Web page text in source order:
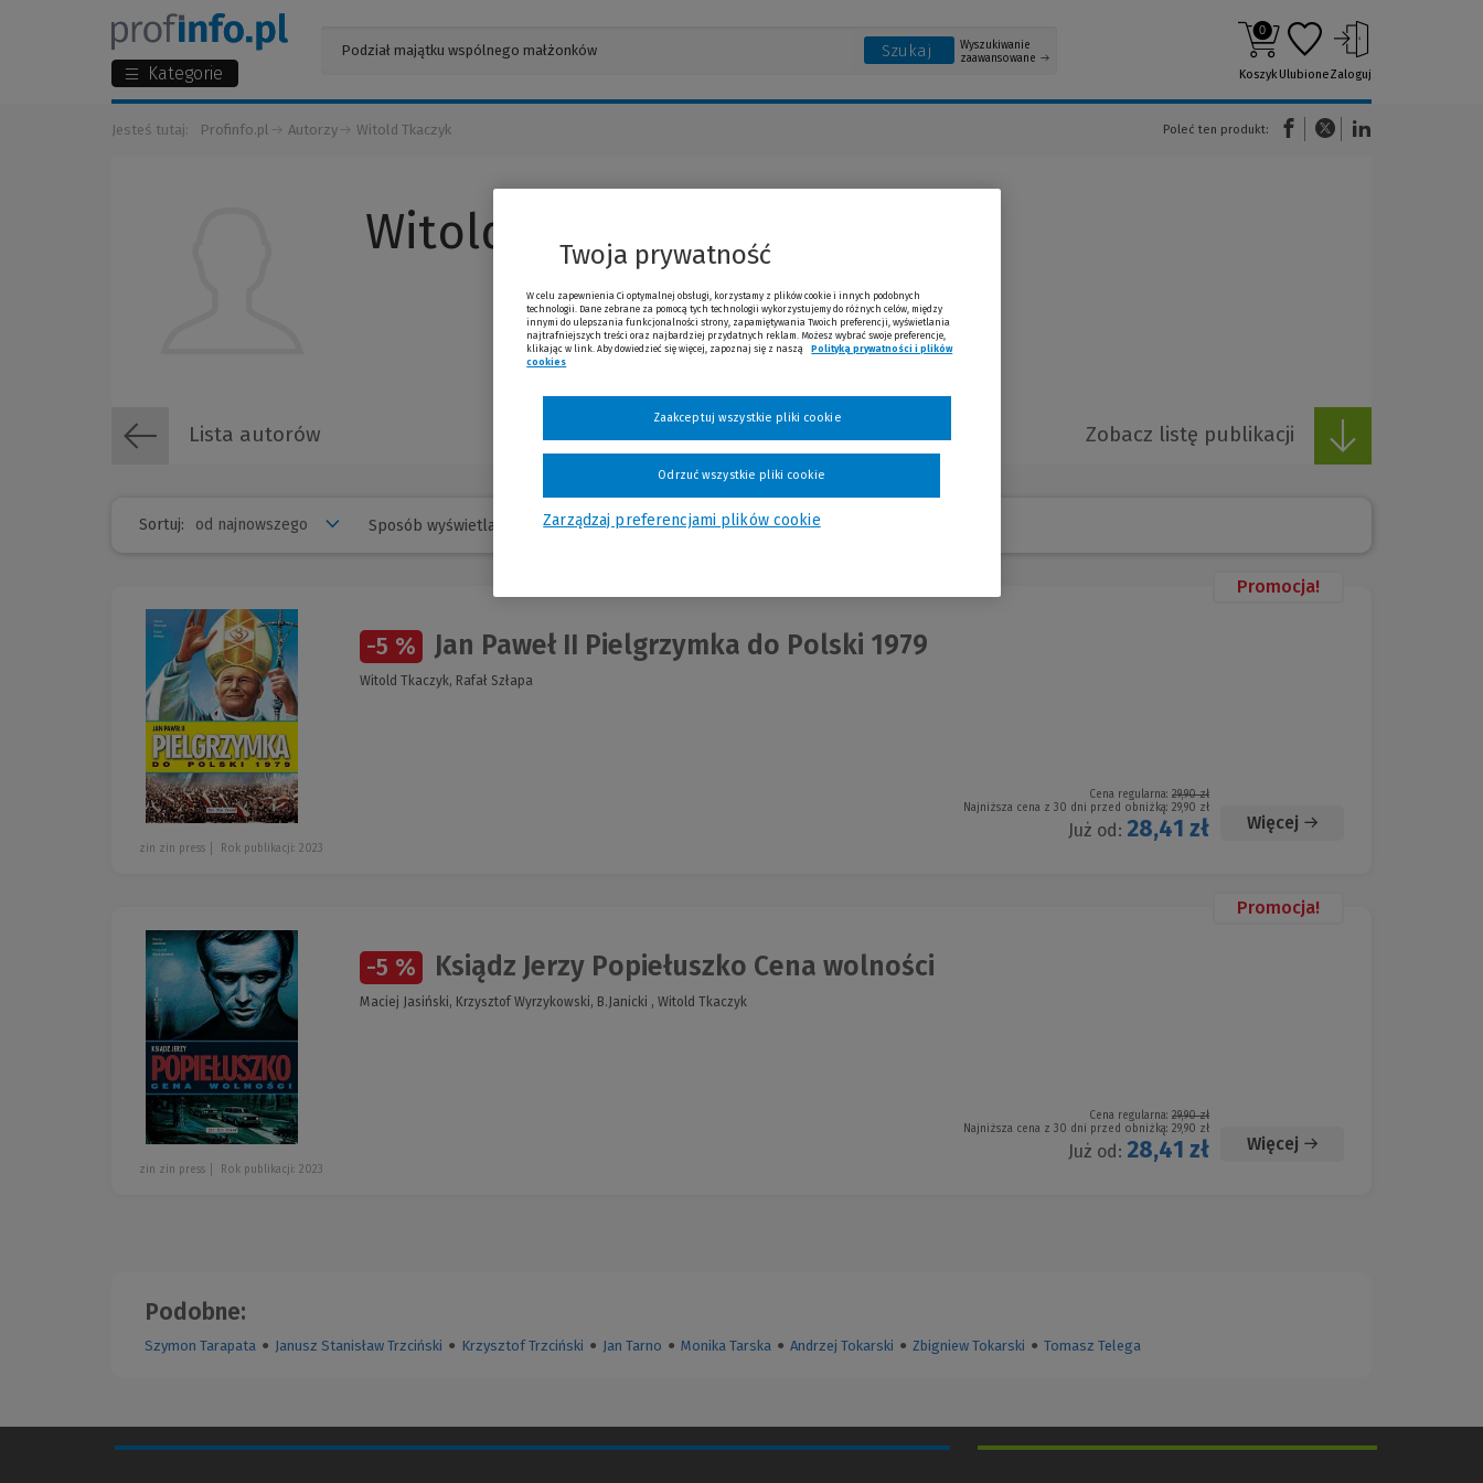
Kategorie
Szukaj
Wyszukiwanie
zaawansowane
0
KoszykUlubioneZaloguj
Jesteś tutaj: Profinfo.pl Autorzy Witold Tkaczyk Poleć ten produkt:
(Nowe okno)(Link do innej strony)
Witold Tkaczyk
Lista autorów Zobacz listę publikacji
Sortuj: Sposób wyświetlania
Promocja!
-5 % Jan Paweł II Pielgrzymka do Polski 1979
Witold Tkaczyk, Rafał Szłapa
Cena regularna: 29,90 zł
Najniższa cena z 30 dni przed obniżką: 29,90 zł
Już od: 28,41 zł Więcej
zin zin press Rok publikacji: 2023
Promocja!
-5 % Ksiądz Jerzy Popiełuszko Cena wolności
Maciej Jasiński, Krzysztof Wyrzykowski, B.Janicki , Witold Tkaczyk
Cena regularna: 29,90 zł
Najniższa cena z 30 dni przed obniżką: 29,90 zł
Już od: 28,41 zł Więcej
zin zin press Rok publikacji: 2023
Podobne:
Szymon Tarapata ● Janusz Stanisław Trzciński ● Krzysztof Trzciński ● Jan Tarno ● Monika Tarska ● Andrzej Tokarski ● Zbigniew Tokarski ● Tomasz Telega
Twoja prywatność
W celu zapewnienia Ci optymalnej obsługi, korzystamy z plików cookie i innych podobnych
technologii. Dane zebrane za pomocą tych technologii wykorzystujemy do różnych celów, między
innymi do ulepszania funkcjonalności strony, zapamiętywania Twoich preferencji, wyświetlania
najtrafniejszych treści oraz najbardziej przydatnych reklam. Możesz wybrać swoje preferencje,
klikając w link. Aby dowiedzieć się więcej, zapoznaj się z naszą
Polityką prywatności i plików
cookies
Zarządzaj preferencjami plików cookie
Odrzuć wszystkie pliki cookie
Zaakceptuj wszystkie pliki cookie